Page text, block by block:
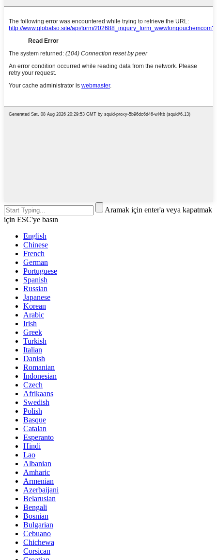
Aramak için enter'a veya kapatmak
için ESC'ye basın
English
Chinese
French
German
Portuguese
Spanish
Russian
Japanese
Korean
Arabic
Irish
Greek
Turkish
Italian
Danish
Romanian
Indonesian
Czech
Afrikaans
Swedish
Polish
Basque
Catalan
Esperanto
Hindi
Lao
Albanian
Amharic
Armenian
Azerbaijani
Belarusian
Bengali
Bosnian
Bulgarian
Cebuano
Chichewa
Corsican